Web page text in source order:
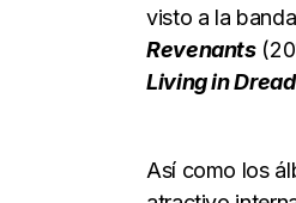
visto a la
Revenants
Living in
Así como los